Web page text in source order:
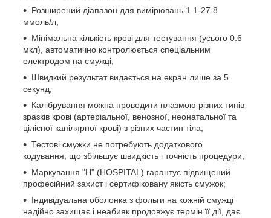
Розширений діапазон для вимірювань 1.1-27.8
ммоль/л;
Мінімальна кількість крові для тестування (усього 0.6
мкл), автоматично контролюється спеціальним
електродом на смужці;
Швидкий результат видається на екран лише за 5
секунд;
Калібрування можна проводити плазмою різних типів
зразків крові (артеріальної, венозної, неонатальної та
цілісної капілярної крові) з різних частин тіла;
Тестові смужки не потребують додаткового
кодування, що збільшує швидкість і точність процедури;
Маркування "Н" (HOSPITAL) гарантує підвищений
професійний захист і сертифіковану якість смужок;
Індивідуальна оболонка з фольги на кожній смужці
надійно захищає і неабияк продовжує термін її дії, дає